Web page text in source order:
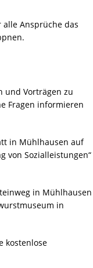
Ansprüche das
und Vorträgen zu
Fragen informieren
in Mühlhausen auf
von Sozialleistungen“
in Mühlhausen
in
kostenlose